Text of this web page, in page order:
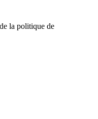
la politique de